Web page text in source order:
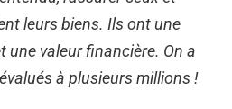
leurs biens. Ils ont une
une valeur financière. On a
à plusieurs millions !